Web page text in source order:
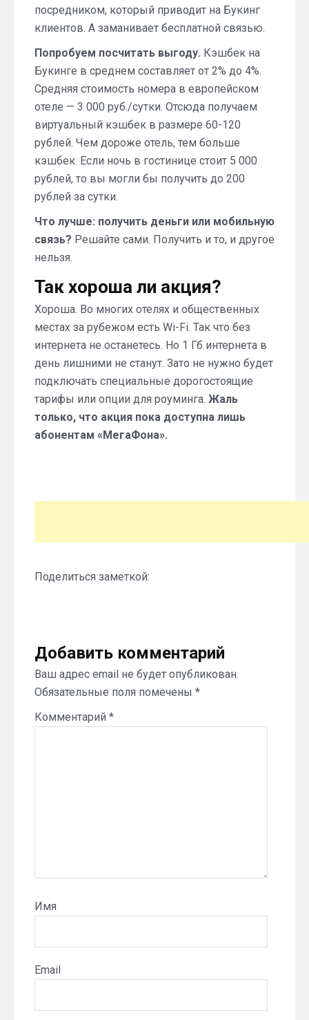
посредником, который приводит на Букинг
клиентов. А заманивает бесплатной связью.
Попробуем посчитать выгоду. Кэшбек на
Букинге в среднем составляет от 2% до 4%.
Средняя стоимость номера в европейском
отеле — 3 000 руб./сутки. Отсюда получаем
виртуальный кэшбек в размере 60-120
рублей. Чем дороже отель, тем больше
кэшбек. Если ночь в гостинице стоит 5 000
рублей, то вы могли бы получить до 200
рублей за сутки.
Что лучше: получить деньги или мобильную
связь? Решайте сами. Получить и то, и другое
нельзя.
Так хороша ли акция?
Хороша. Во многих отелях и общественных
местах за рубежом есть Wi-Fi. Так что без
интернета не останетесь. Но 1 Гб интернета в
день лишними не станут. Зато не нужно будет
подключать специальные дорогостоящие
тарифы или опции для роуминга. Жаль
только, что акция пока доступна лишь
абонентам «МегаФона».
Поделиться заметкой:
Добавить комментарий
Ваш адрес email не будет опубликован.
Обязательные поля помечены *
Комментарий *
Имя
Email